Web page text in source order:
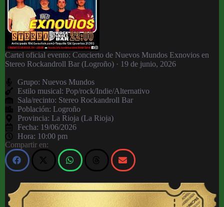
Cartel oficial evento: Concierto de Nuevos Mundos Exnovios en
Stereo Rockandroll Bar (Logroño) · 19 de junio, 2026
Grupo: Nuevos Mundos
Estilo musical: Pop/rock/Indie/Alternativo
Sala/recinto: Stereo Rockandroll Bar
Población: Logroño
Provincia: La Rioja (La Rioja)
Fecha: 19/06/2026
Hora: 10:00 pm
Compartir en: